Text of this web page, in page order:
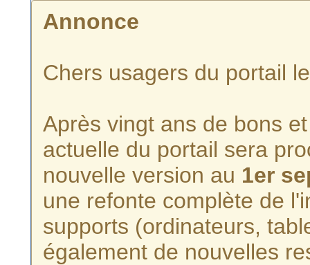
Annonce
Chers usagers du portail
Après vingt ans de bons
actuelle du portail sera
nouvelle version au 1er
une refonte complète de
supports (ordinateurs,
également de nouvelles